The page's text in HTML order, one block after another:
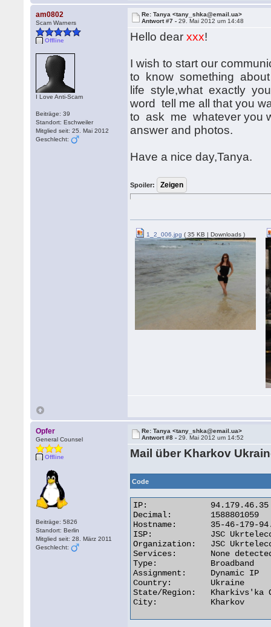
am0802
Scam Warners
Offline
I Love Anti-Scam
Beiträge: 39
Standort: Eschweiler
Mitglied seit: 25. Mai 2012
Geschlecht:
Re: Tanya <tany_shka@email.ua>
Antwort #7 -29. Mai 2012 um 14:48
Hello dearxxx!
I wish to start our
to know something about
life style,what exactly
word tell me all that you
to ask me whatever you
answer and photos.
Have a nice day,Tanya.
Spoiler:
1_2_006.jpg ( 35 KB | Downloads )
Opfer
General Counsel
Offline
Beiträge: 5826
Standort: Berlin
Mitglied seit: 28. März 2011
Geschlecht:
Re: Tanya <tany_shka@email.ua>
Antwort #8 -29. Mai 2012 um 14:52
Mail über Kharkov
Code
IP:	        94.179.46.35
Decimal:	1588801059
Hostname:	35-46-179-94.pool.ukrtel.net
ISP:	        JSC Ukrtelecom
Organization:	JSC Ukrtelecom
Services:	None detected
Type:	        Broadband
Assignment:	Dynamic IP
Country:	Ukraine
State/Region:	Kharkivs'ka Oblast'
City:	        Kharkov